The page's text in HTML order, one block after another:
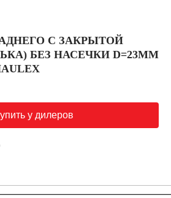
С ЗАКРЫТОЙ
БЕЗ НАСЕЧКИ D=23ММ
у дилеров